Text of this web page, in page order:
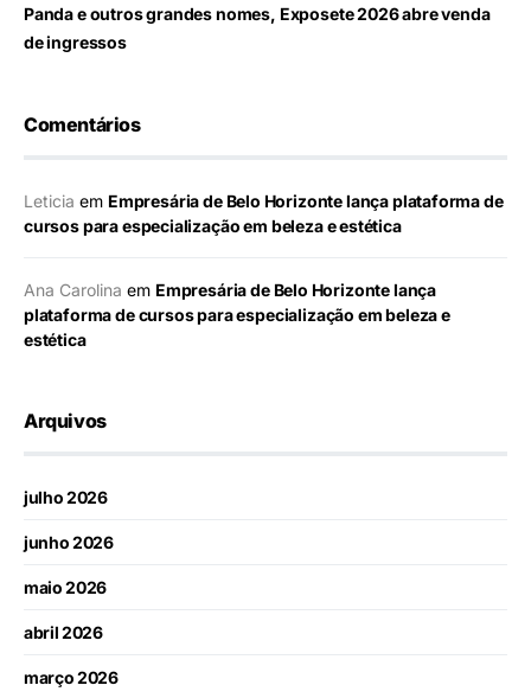
Panda e outros grandes nomes, Exposete 2026 abre venda
de ingressos
Comentários
Leticia em Empresária de Belo Horizonte lança plataforma de
cursos para especialização em beleza e estética
Ana Carolina em Empresária de Belo Horizonte lança
plataforma de cursos para especialização em beleza e
estética
Arquivos
julho 2026
junho 2026
maio 2026
abril 2026
março 2026